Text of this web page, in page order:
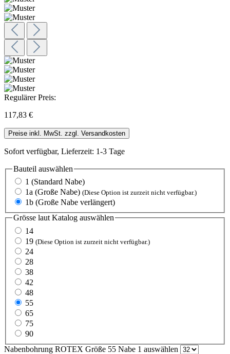
Regulärer Preis:
117,83 €
Preise inkl. MwSt. zzgl. Versandkosten
Sofort verfügbar, Lieferzeit: 1-3 Tage
Bauteil auswählen
1 (Standard Nabe)
1a (Große Nabe) (Diese Option ist zurzeit nicht verfügbar.)
1b (Große Nabe verlängert)
Grösse laut Katalog auswählen
14
19 (Diese Option ist zurzeit nicht verfügbar.)
24
28
38
42
48
55
65
75
90
Nabenbohrung ROTEX Größe 55 Nabe 1 auswählen